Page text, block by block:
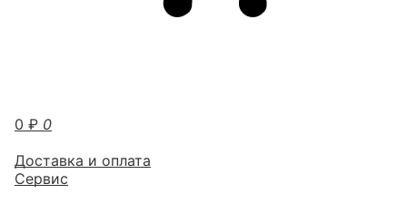
0 ₽ 0
Доставка и оплата
Сервис